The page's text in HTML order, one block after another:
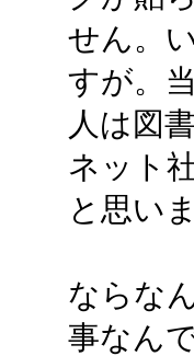
せん。
すが。
人は図
ネット
と思い
ならな
事なん